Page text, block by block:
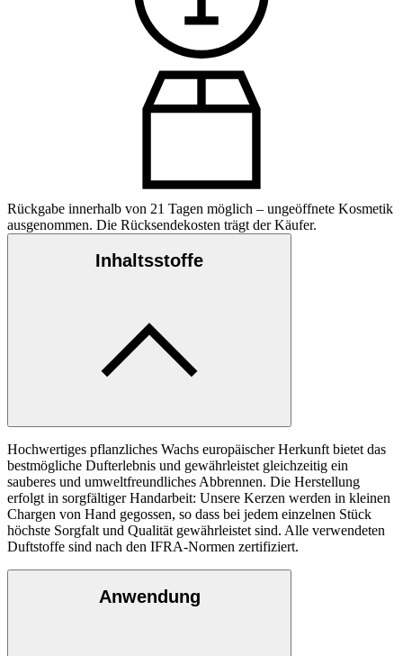
Rückgabe innerhalb von 21 Tagen möglich – ungeöffnete Kosmetik
ausgenommen. Die Rücksendekosten trägt der Käufer.
Inhaltsstoffe
Hochwertiges pflanzliches Wachs europäischer Herkunft bietet das
bestmögliche Dufterlebnis und gewährleistet gleichzeitig ein
sauberes und umweltfreundliches Abbrennen. Die Herstellung
erfolgt in sorgfältiger Handarbeit: Unsere Kerzen werden in kleinen
Chargen von Hand gegossen, so dass bei jedem einzelnen Stück
höchste Sorgfalt und Qualität gewährleistet sind. Alle verwendeten
Duftstoffe sind nach den IFRA-Normen zertifiziert.
Anwendung